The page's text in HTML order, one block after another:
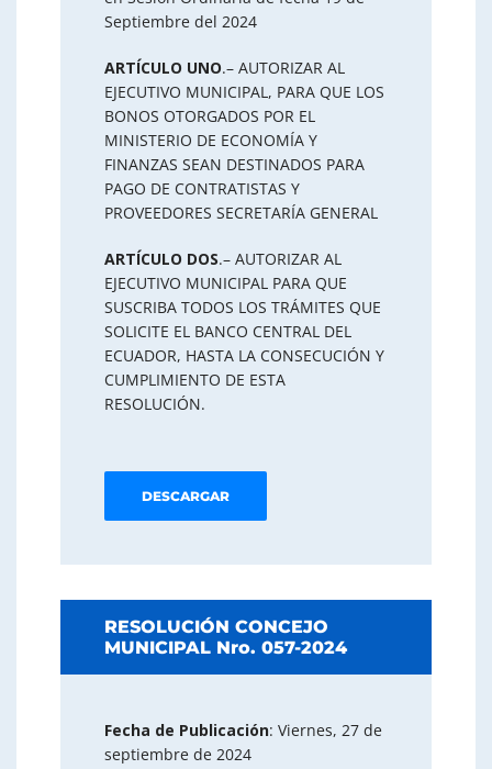
Septiembre del 2024
ARTÍCULO UNO.– AUTORIZAR AL
EJECUTIVO MUNICIPAL, PARA QUE LOS
BONOS OTORGADOS POR EL
MINISTERIO DE ECONOMÍA Y
FINANZAS SEAN DESTINADOS PARA
PAGO DE CONTRATISTAS Y
PROVEEDORES SECRETARÍA GENERAL
ARTÍCULO DOS.– AUTORIZAR AL
EJECUTIVO MUNICIPAL PARA QUE
SUSCRIBA TODOS LOS TRÁMITES QUE
SOLICITE EL BANCO CENTRAL DEL
ECUADOR, HASTA LA CONSECUCIÓN Y
CUMPLIMIENTO DE ESTA
RESOLUCIÓN.
DESCARGAR
RESOLUCIÓN CONCEJO
MUNICIPAL Nro. 057-2024
Fecha de Publicación: Viernes, 27 de
septiembre de 2024